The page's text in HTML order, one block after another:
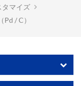
マイズ
/ C）